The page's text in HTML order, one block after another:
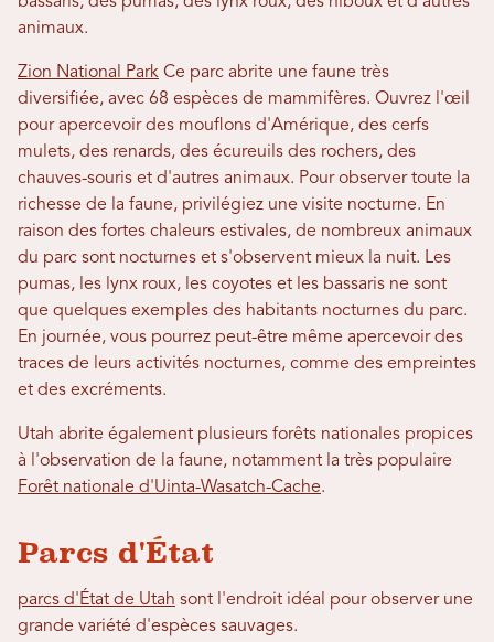
animaux.
Zion National Park Ce parc abrite une faune très
diversifiée, avec 68 espèces de mammifères. Ouvrez l'œil
pour apercevoir des mouflons d'Amérique, des cerfs
mulets, des renards, des écureuils des rochers, des
chauves-souris et d'autres animaux. Pour observer toute la
richesse de la faune, privilégiez une visite nocturne. En
raison des fortes chaleurs estivales, de nombreux animaux
du parc sont nocturnes et s'observent mieux la nuit. Les
pumas, les lynx roux, les coyotes et les bassaris ne sont
que quelques exemples des habitants nocturnes du parc.
En journée, vous pourrez peut-être même apercevoir des
traces de leurs activités nocturnes, comme des empreintes
et des excréments.
Utah abrite également plusieurs forêts nationales propices
à l'observation de la faune, notamment la très populaire
Forêt nationale d'Uinta-Wasatch-Cache.
Parcs d'État
parcs d'État de Utah sont l'endroit idéal pour observer une
grande variété d'espèces sauvages.